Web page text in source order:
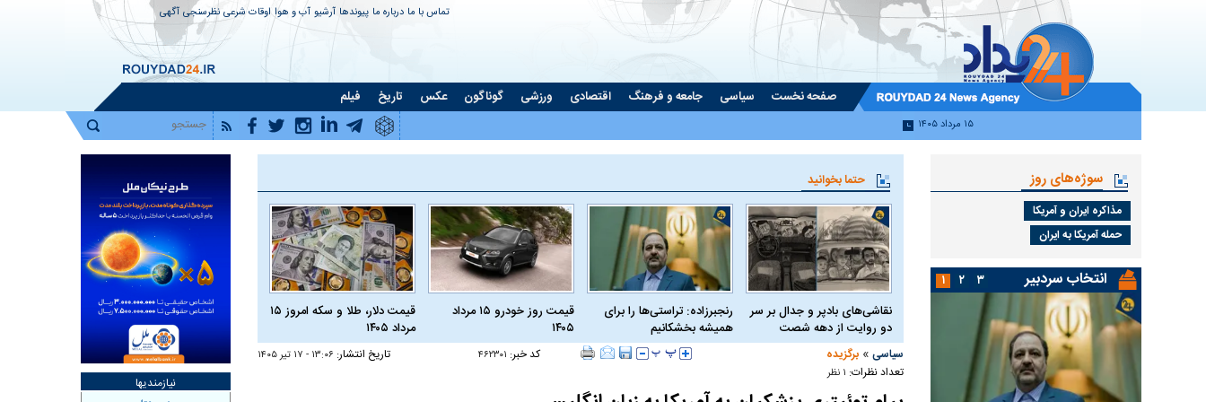
تماس با ما درباره ما پیوندها آرشیو آب و هوا اوقات شرعی نظرسنجی آگهی
صفحه نخست سیاسی جامعه و فرهنگ اقتصادی ورزشی گوناگون عکس تاریخ فیلم
۱۵ مرداد ۱۴۰۵
حتما بخوانید
نقاشی‌های بادپر و جدال بر سر
دو روایت از دهه شصت
رنجبرزاده: تراستی‌ها را برای
همیشه بخشکانیم
قیمت روز خودرو ۱۵ مرداد
۱۴۰۵
قیمت دلار، طلا و سکه امروز ۱۵
مرداد ۱۴۰۵
سیاسی » برگزیده کد خبر: ۴۶۲۳۰۱ تاریخ انتشار: ۱۳:۰۶ - ۱۷ تير ۱۴۰۵
تعداد نظرات: ۱ نظر
سوژه‌های روز
مذاکره ایران و آمریکا
حمله آمریکا به ایران
انتخاب سردبیر ۱ ۲ ۳
نیازمندیها